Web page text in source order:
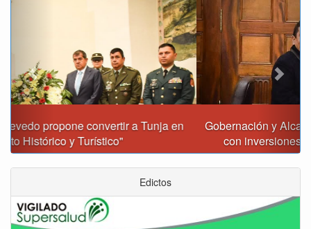
Gobernación y Alcaldía de Tunja revisan 120 proyectos
con inversiones superiores a $385.000 millones
Edictos